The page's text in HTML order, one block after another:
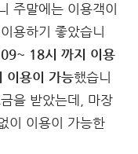
주말에는 이용객이
용하기 좋았습니
18시 까지 이용
이용이 가능했습니
을 받았는데, 마장
이 이용이 가능한